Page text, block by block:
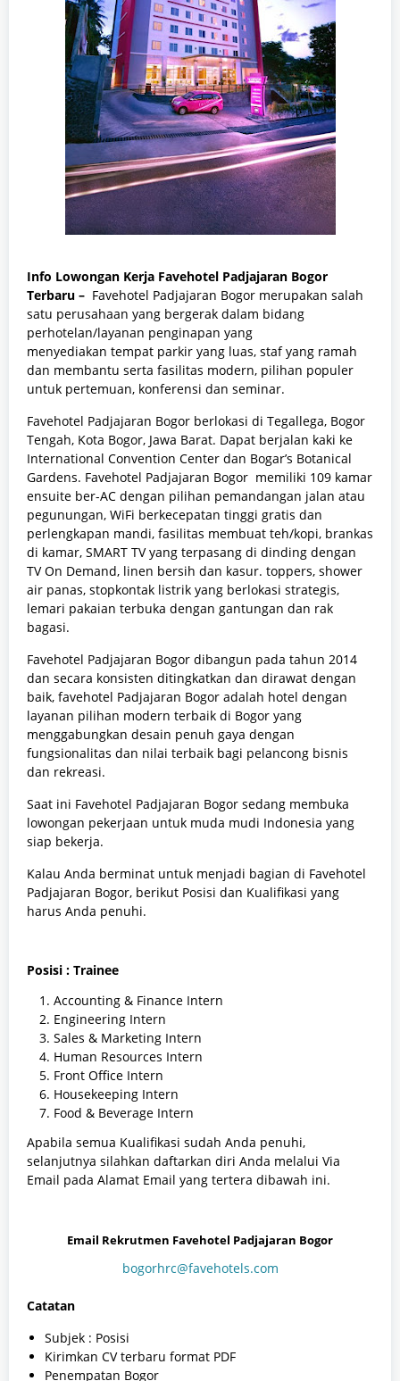
Info Lowongan Kerja Favehotel Padjajaran Bogor
Terbaru – Favehotel Padjajaran Bogor merupakan salah
satu perusahaan yang bergerak dalam bidang
perhotelan/layanan penginapan yang
menyediakan tempat parkir yang luas, staf yang ramah
dan membantu serta fasilitas modern, pilihan populer
untuk pertemuan, konferensi dan seminar.
Favehotel Padjajaran Bogor berlokasi di Tegallega, Bogor
Tengah, Kota Bogor, Jawa Barat. Dapat berjalan kaki ke
International Convention Center dan Bogar’s Botanical
Gardens. Favehotel Padjajaran Bogor memiliki 109 kamar
ensuite ber-AC dengan pilihan pemandangan jalan atau
pegunungan, WiFi berkecepatan tinggi gratis dan
perlengkapan mandi, fasilitas membuat teh/kopi, brankas
di kamar, SMART TV yang terpasang di dinding dengan
TV On Demand, linen bersih dan kasur. toppers, shower
air panas, stopkontak listrik yang berlokasi strategis,
lemari pakaian terbuka dengan gantungan dan rak
bagasi.
Favehotel Padjajaran Bogor dibangun pada tahun 2014
dan secara konsisten ditingkatkan dan dirawat dengan
baik, favehotel Padjajaran Bogor adalah hotel dengan
layanan pilihan modern terbaik di Bogor yang
menggabungkan desain penuh gaya dengan
fungsionalitas dan nilai terbaik bagi pelancong bisnis
dan rekreasi.
Saat ini Favehotel Padjajaran Bogor sedang membuka
lowongan pekerjaan untuk muda mudi Indonesia yang
siap bekerja.
Kalau Anda berminat untuk menjadi bagian di Favehotel
Padjajaran Bogor, berikut Posisi dan Kualifikasi yang
harus Anda penuhi.
Posisi : Trainee
Accounting & Finance Intern
Engineering Intern
Sales & Marketing Intern
Human Resources Intern
Front Office Intern
Housekeeping Intern
Food & Beverage Intern
Apabila semua Kualifikasi sudah Anda penuhi,
selanjutnya silahkan daftarkan diri Anda melalui Via
Email pada Alamat Email yang tertera dibawah ini.
Email Rekrutmen Favehotel Padjajaran Bogor
bogorhrc@favehotels.com
Catatan
Subjek : Posisi
Kirimkan CV terbaru format PDF
Penempatan Bogor